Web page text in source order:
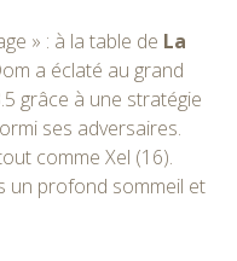
» : à la table de La
a éclaté au grand
grâce à une stratégie
ses adversaires.
comme Xel (16).
un profond sommeil et